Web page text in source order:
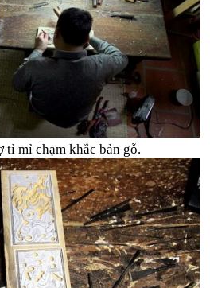
tỉ mỉ chạm khắc bản gỗ.